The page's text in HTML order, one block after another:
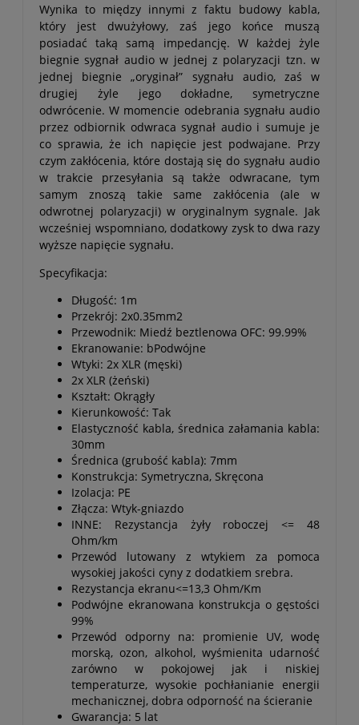
Wynika to między innymi z faktu budowy kabla,
który jest dwużyłowy, zaś jego końce muszą
posiadać taką samą impedancję. W każdej żyle
biegnie sygnał audio w jednej z polaryzacji tzn. w
jednej biegnie „oryginał” sygnału audio, zaś w
drugiej żyle jego dokładne, symetryczne
odwrócenie. W momencie odebrania sygnału audio
przez odbiornik odwraca sygnał audio i sumuje je
co sprawia, że ich napięcie jest podwajane. Przy
czym zakłócenia, które dostają się do sygnału audio
w trakcie przesyłania są także odwracane, tym
samym znoszą takie same zakłócenia (ale w
odwrotnej polaryzacji) w oryginalnym sygnale. Jak
wcześniej wspomniano, dodatkowy zysk to dwa razy
wyższe napięcie sygnału.
Specyfikacja:
Długość: 1m
Przekrój: 2x0.35mm2
Przewodnik: Miedź beztlenowa OFC: 99.99%
Ekranowanie: bPodwójne
Wtyki: 2x XLR (męski)
2x XLR (żeński)
Kształt: Okrągły
Kierunkowość: Tak
Elastyczność kabla, średnica załamania kabla:
30mm
Średnica (grubość kabla): 7mm
Konstrukcja: Symetryczna, Skręcona
Izolacja: PE
Złącza: Wtyk-gniazdo
INNE: Rezystancja żyły roboczej <= 48
Ohm/km
Przewód lutowany z wtykiem za pomoca
wysokiej jakości cyny z dodatkiem srebra.
Rezystancja ekranu<=13,3 Ohm/Km
Podwójne ekranowana konstrukcja o gęstości
99%
Przewód odporny na: promienie UV, wodę
morską, ozon, alkohol, wyśmienita udarność
zarówno w pokojowej jak i niskiej
temperaturze, wysokie pochłanianie energii
mechanicznej, dobra odporność na ścieranie
Gwarancja: 5 lat